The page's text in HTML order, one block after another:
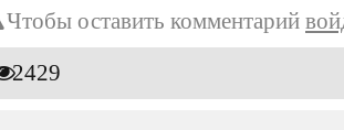
Чтобы оставить комментарий
2429